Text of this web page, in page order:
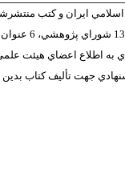
ايران و كتب
و به‌استناد
به اطلاع اعضاي هيئت
جهت تأليف كتاب